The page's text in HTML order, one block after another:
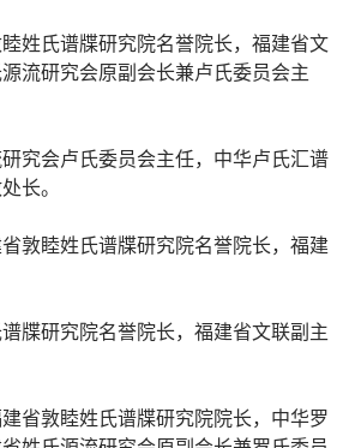
姓氏谱牒研究院名誉院长，福建省文
流研究会原副会长兼卢氏委员会主
究会卢氏委员会主任，中华卢氏汇谱
长。
敦睦姓氏谱牒研究院名誉院长，福建
牒研究院名誉院长，福建省文联副主
省敦睦姓氏谱牒研究院院长，中华罗